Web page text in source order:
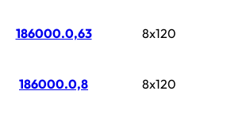
186000.0,63 8x120
186000.0,8 8x120